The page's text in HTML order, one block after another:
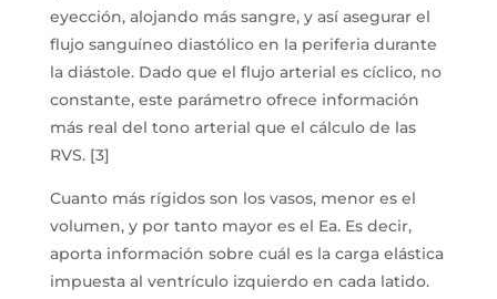
eyección, alojando más sangre, y así asegurar el
flujo sanguíneo diastólico en la periferia durante
la diástole. Dado que el flujo arterial es cíclico, no
constante, este parámetro ofrece información
más real del tono arterial que el cálculo de las
RVS. [3]
Cuanto más rígidos son los vasos, menor es el
volumen, y por tanto mayor es el Ea. Es decir,
aporta información sobre cuál es la carga elástica
impuesta al ventrículo izquierdo en cada latido.